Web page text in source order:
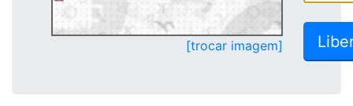
[trocar imagem]